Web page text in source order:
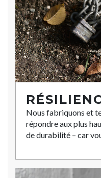
Nous fabriquons et
répondre aux plus
de durabilité – car